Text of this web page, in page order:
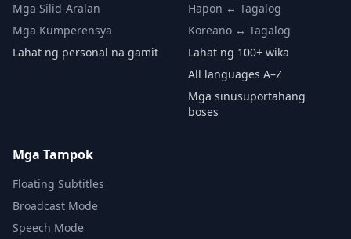
Mga Silid-Aralan
Mga Kumperensya
Lahat ng personal na gamit
Hapon ↔ Tagalog
Koreano ↔ Tagalog
Lahat ng 100+ wika
All languages A–Z
Mga sinusuportahang
boses
Mga Tampok
Floating Subtitles
Broadcast Mode
Speech Mode